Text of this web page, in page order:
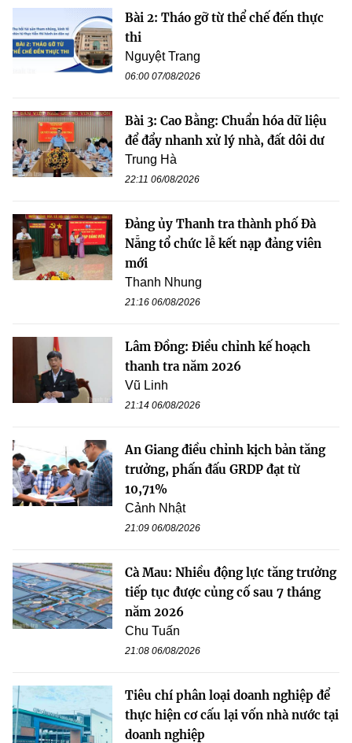
Bài 2: Tháo gỡ từ thể chế đến thực
thi
Nguyệt Trang
06:00 07/08/2026
Bài 3: Cao Bằng: Chuẩn hóa dữ liệu
để đẩy nhanh xử lý nhà, đất dôi dư
Trung Hà
22:11 06/08/2026
Đảng ủy Thanh tra thành phố Đà
Nẵng tổ chức lễ kết nạp đảng viên
mới
Thanh Nhung
21:16 06/08/2026
Lâm Đồng: Điều chỉnh kế hoạch
thanh tra năm 2026
Vũ Linh
21:14 06/08/2026
An Giang điều chỉnh kịch bản tăng
trưởng, phấn đấu GRDP đạt từ
10,71%
Cảnh Nhật
21:09 06/08/2026
Cà Mau: Nhiều động lực tăng trưởng
tiếp tục được củng cố sau 7 tháng
năm 2026
Chu Tuấn
21:08 06/08/2026
Tiêu chí phân loại doanh nghiệp để
thực hiện cơ cấu lại vốn nhà nước tại
doanh nghiệp